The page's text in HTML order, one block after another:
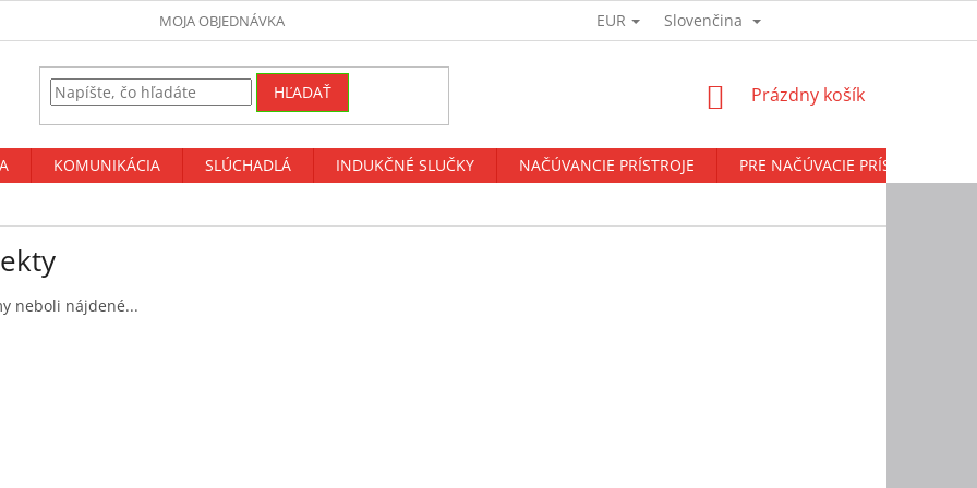
MOJA OBJEDNÁVKA EUR Slovenčina
HĽADAŤ
NÁKUPNÝ
Prázdny košík
KOMUNIKÁCIA SLÚCHADLÁ INDUKČNÉ SLUČKY NAČÚVANCIE PRÍSTROJE
PRE NAČÚVACIE PRÍSTROJE
neboli nájdené...